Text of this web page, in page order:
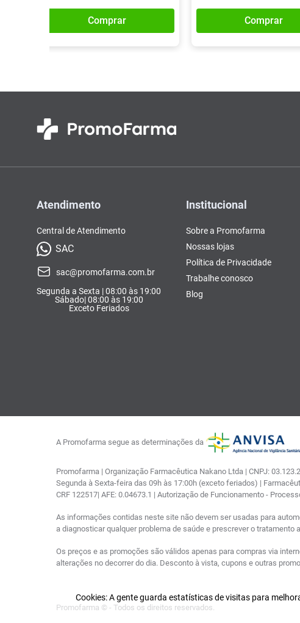
Comprar Comprar
Cookies: A gente guarda estatísticas de visitas para
Atendimento
Central de Atendimento
SAC
sac@promofarma.com.br
Segunda a Sexta | 08:00 às 19:00
Sábado| 08:00 às 19:00
Exceto Feriados
Institucional
Sobre a Promofarma
Nossas lojas
Política de Privacidade
Trabalhe conosco
Blog
A Promofarma segue as determinações da
Promofarma | Organização Farmacêutica Nakano Ltda | CNPJ:
Segunda à Sexta-feira das 09h às 17:00h (exceto feriados) |
CRF 122517| AFE: 0.04673.1 | Autorização de Funcionamento -
As informações contidas neste site não devem ser usadas para
a diagnosticar qualquer problema de saúde e prescrever o
Os preços e as promoções são válidos apenas para compras via
alterações no decorrer do dia. Desconto à vista, cupons e outras
Promofarma © - Todos os direitos reservados.